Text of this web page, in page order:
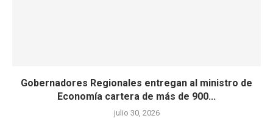
Gobernadores Regionales entregan al ministro de
Economía cartera de más de 900...
julio 30, 2026